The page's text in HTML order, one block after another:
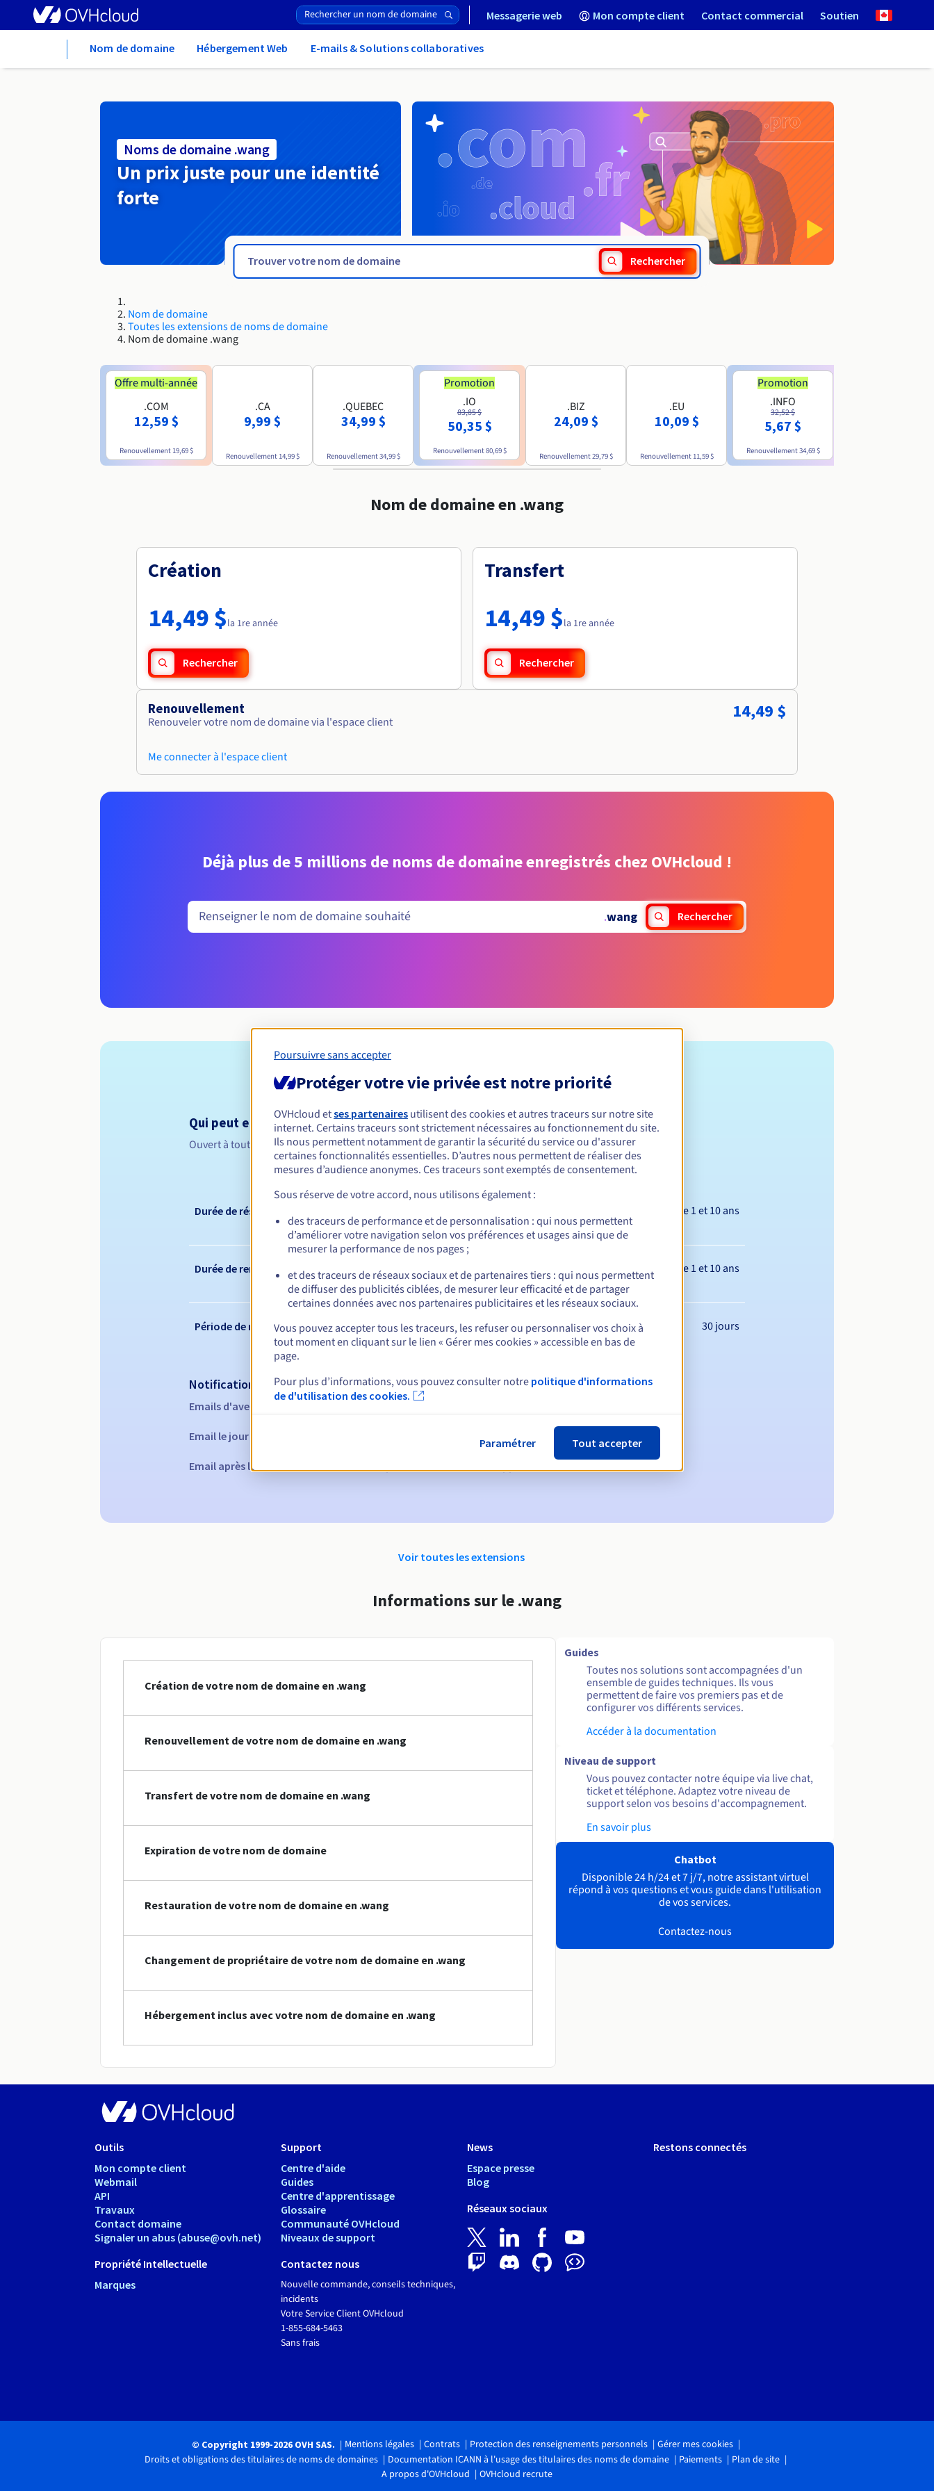
Messagerie web Mon compte client Contact commercial Soutien
Nom de domaine Hébergement Web E-mails & Solutions collaboratives
Noms de domaine .wang
Un prix juste pour une identité
forte
Rechercher
Nom de domaine
Toutes les extensions de noms de domaine
Nom de domaine .wang
Offre multi-année
.COM
12,59 $
Renouvellement 19,69 $
.CA
9,99 $
Renouvellement 14,99 $
.QUEBEC
34,99 $
Renouvellement34,99 $
Promotion
.IO
83,85 $
50,35 $
Renouvellement80,69 $
.BIZ
24,09 $
Renouvellement29,79 $
.EU
10,09 $
Renouvellement 11,59 $
Promotion
.INFO
32,52 $
5,67 $
Renouvellement34,69 $
Nom de domaine en .wang
Création
14,49 $la 1re année
Rechercher
Transfert
14,49 $la 1re année
Rechercher
Renouvellement
Renouveler votre nom de domaine via l'espace client
Me connecter à l'espace client
14,49 $
Déjà plus de 5 millions de noms de domaine enregistrés chez OVHcloud !
.wang Rechercher
Conditions d'éligibilité
Qui peut enregistrer un .wang ?
Ouvert à toutes les personnes physiques ou morales, sans restriction géographique.
Règles de gestion et notifications
Durée de réservation Entre 1 et 10 ans
Durée de renouvellement Entre 1 et 10 ans
Période de rédemption 30 jours
Notifications automatiques :
Emails d'avertissement :
Email le jour de l'expiration pour notification de la suspension du nom de domaine
Email après la Redemption Grace Period pour notification de la suppression du nom de domaine
Voir toutes les extensions
Informations sur le .wang
Création de votre nom de domaine en .wang
Renouvellement de votre nom de domaine en .wang
Transfert de votre nom de domaine en .wang
Expiration de votre nom de domaine
Restauration de votre nom de domaine en .wang
Changement de propriétaire de votre nom de domaine en .wang
Hébergement inclus avec votre nom de domaine en .wang
Guides
Toutes nos solutions sont accompagnées d'un
ensemble de guides techniques. Ils vous
permettent de faire vos premiers pas et de
configurer vos différents services.
Accéder à la documentation
Niveau de support
Vous pouvez contacter notre équipe via live chat,
ticket et téléphone. Adaptez votre niveau de
support selon vos besoins d'accompagnement.
En savoir plus
Chatbot
Disponible 24 h/24 et 7 j/7, notre assistant virtuel
répond à vos questions et vous guide dans l'utilisation
de vos services.
Contactez-nous
Outils
Mon compte client
Webmail
API
Travaux
Contact domaine
Signaler un abus (abuse@ovh.net)
Propriété Intellectuelle
Marques
Support
Centre d'aide
Guides
Centre d'apprentissage
Glossaire
Communauté OVHcloud
Niveaux de support
Contactez nous
Nouvelle commande, conseils techniques,
incidents
Votre Service Client OVHcloud
1-855-684-5463
Sans frais
News
Espace presse
Blog
Réseaux sociaux
Restons connectés
© Copyright 1999-2026 OVH SAS. Mentions légales Contrats Protection des renseignements personnels
Gérer mes cookies
Droits et obligations des titulaires de noms de domaines
Documentation ICANN à l'usage des titulaires des noms de domaine Paiements
Plan de site
A propos d'OVHcloud
OVHcloud recrute
Poursuivre sans accepter
Protéger votre vie privée est notre priorité
OVHcloud etses partenaires utilisent des cookies et autres traceurs sur notre site
internet. Certains traceurs sont strictement nécessaires au fonctionnement du site.
Ils nous permettent notamment de garantir la sécurité du service ou d'assurer
certaines fonctionnalités essentielles. D’autres nous permettent de réaliser des
mesures d’audience anonymes. Ces traceurs sont exemptés de consentement.
Sous réserve de votre accord, nous utilisons également :
des traceurs de performance et de personnalisation : qui nous permettent
d’améliorer votre navigation selon vos préférences et usages ainsi que de
mesurer la performance de nos pages ;
et des traceurs de réseaux sociaux et de partenaires tiers : qui nous permettent
de diffuser des publicités ciblées, de mesurer leur efficacité et de partager
certaines données avec nos partenaires publicitaires et les réseaux sociaux.
Vous pouvez accepter tous les traceurs, les refuser ou personnaliser vos choix à
tout moment en cliquant sur le lien « Gérer mes cookies » accessible en bas de
page.
Pour plus d’informations, vous pouvez consulter notre politique d'informations
de d'utilisation des cookies.
Paramétrer Tout accepter